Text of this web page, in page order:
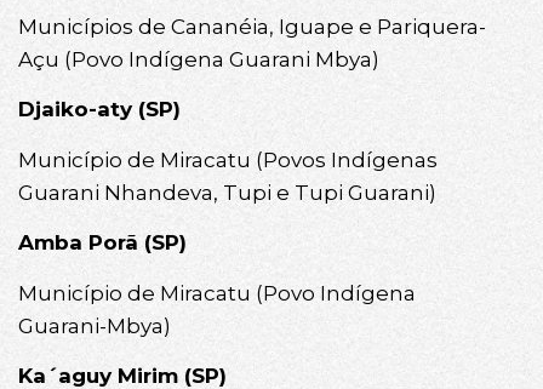
Municípios de Cananéia, Iguape e Pariquera-
Açu (Povo Indígena Guarani Mbya)
Djaiko-aty (SP)
Município de Miracatu (Povos Indígenas
Guarani Nhandeva, Tupi e Tupi Guarani)
Amba Porã (SP)
Município de Miracatu (Povo Indígena
Guarani-Mbya)
Ka´aguy Mirim (SP)